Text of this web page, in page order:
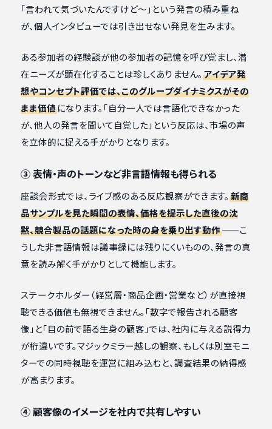
「言われて気づいたんですけど〜」という発言の積み重ね
が、個人インタビューでは引き出せない発見を生みます。
ある参加者の経験談が他の参加者の記憶を呼び覚まし、潜
在ニーズが顕在化することは珍しくありません。 アイデア発
想やコンセプト評価では、このグループダイナミクスがその
まま価値になります。「自分一人では言語化できなかった
が、他人の発言を聞いて自覚した」という反応は、市場の声
を立体的に捉える手がかりとなります。
③ 表情・声のトーンなど非言語情報も得られる
座談会形式では、ライブ感のある反応観察ができます。 新商
品サンプルを見た瞬間の表情、価格を提示した直後の沈
黙、競合製品の話題になった時の身を乗り出す動作——こ
うした非言語情報は議事録には残りにくいものの、発言の真
意を読み解く手がかりとして機能します。
ステークホルダー（経営層・商品企画・営業など）が直接視
聴できる価値も無視できません。「数字で報告される顧客
像」と「目の前で語る生身の顧客」では、社内に与える説得力
が桁違いです。マジックミラー越しの観察、もしくは別室モニ
ターでの同時視聴を運営に組み込むと、調査結果の納得感
が高まります。
④ 顧客像のイメージを社内で共有しやすい